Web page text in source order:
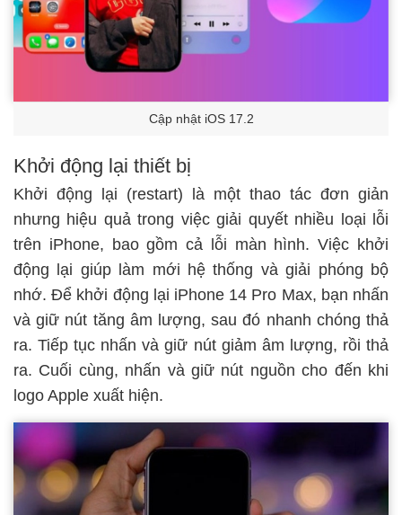
Cập nhật iOS 17.2
Khởi động lại thiết bị
Khởi động lại (restart) là một thao tác đơn giản
nhưng hiệu quả trong việc giải quyết nhiều loại lỗi
trên iPhone, bao gồm cả lỗi màn hình. Việc khởi
động lại giúp làm mới hệ thống và giải phóng bộ
nhớ. Để khởi động lại iPhone 14 Pro Max, bạn nhấn
và giữ nút tăng âm lượng, sau đó nhanh chóng thả
ra. Tiếp tục nhấn và giữ nút giảm âm lượng, rồi thả
ra. Cuối cùng, nhấn và giữ nút nguồn cho đến khi
logo Apple xuất hiện.